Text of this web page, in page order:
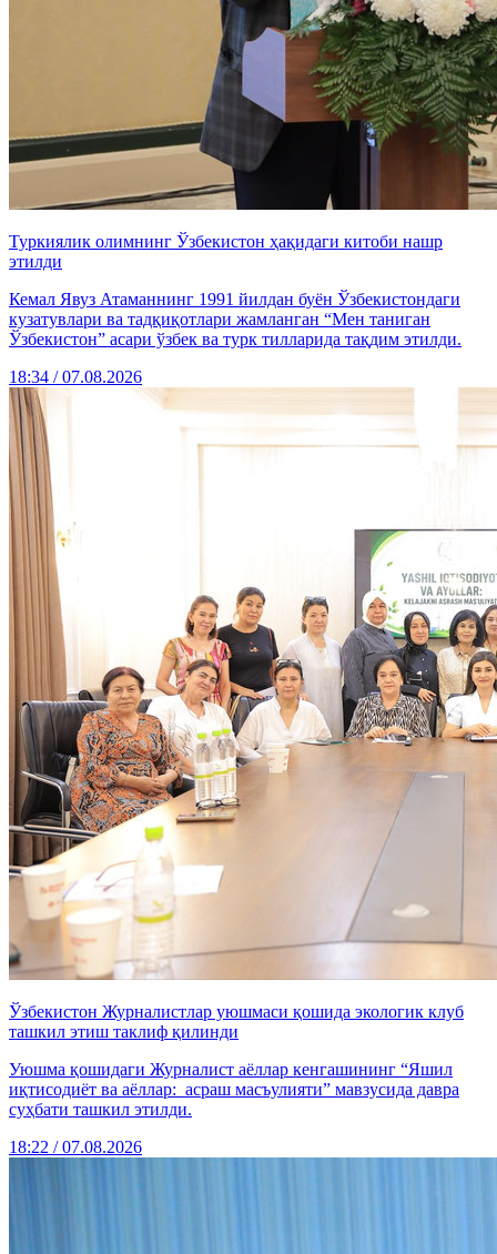
Туркиялик олимнинг Ўзбекистон ҳақидаги китоби нашр
этилди
Кемал Явуз Атаманнинг 1991 йилдан буён Ўзбекистондаги
кузатувлари ва тадқиқотлари жамланган “Мен таниган
Ўзбекистон” асари ўзбек ва турк тилларида тақдим этилди.
18:34 / 07.08.2026
Ўзбекистон Журналистлар уюшмаси қошида экологик клуб
ташкил этиш таклиф қилинди
Уюшма қошидаги Журналист аёллар кенгашининг “Яшил
иқтисодиёт ва аёллар: асраш масъулияти” мавзусида давра
суҳбати ташкил этилди.
18:22 / 07.08.2026